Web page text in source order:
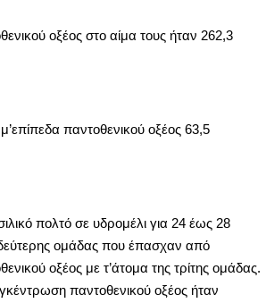
οξέος στο αίμα τους ήταν 262,3
παντοθενικού οξέος 63,5
πολτό σε υδρομέλι για 24 έως 28
δεύτερης ομάδας που έπασχαν από
οξέος με τ’άτομα της τρίτης ομάδας.
παντοθενικού οξέος ήταν